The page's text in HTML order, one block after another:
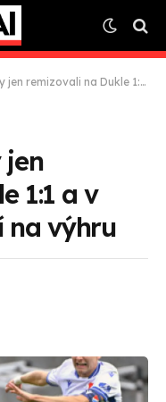
na Dukle 1:1 a v sezoně stále čekají na výhru
jen
1:1 a v
na výhru